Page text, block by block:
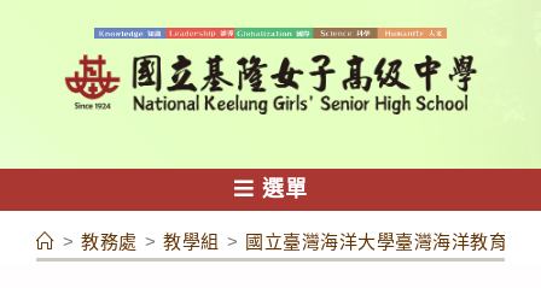
容
選單
> 教務處 > 教學組 > 國立臺灣海洋大學臺灣海洋教育中